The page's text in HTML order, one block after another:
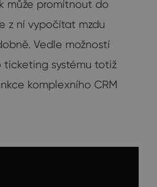
může promítnout do
z ní vypočítat mzdu
Vedle možností
ticketing systému totiž
komplexního CRM